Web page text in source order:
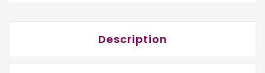
Description